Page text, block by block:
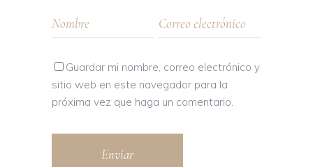
Guardar mi nombre, correo electrónico y
sitio web en este navegador para la
próxima vez que haga un comentario.
Enviar